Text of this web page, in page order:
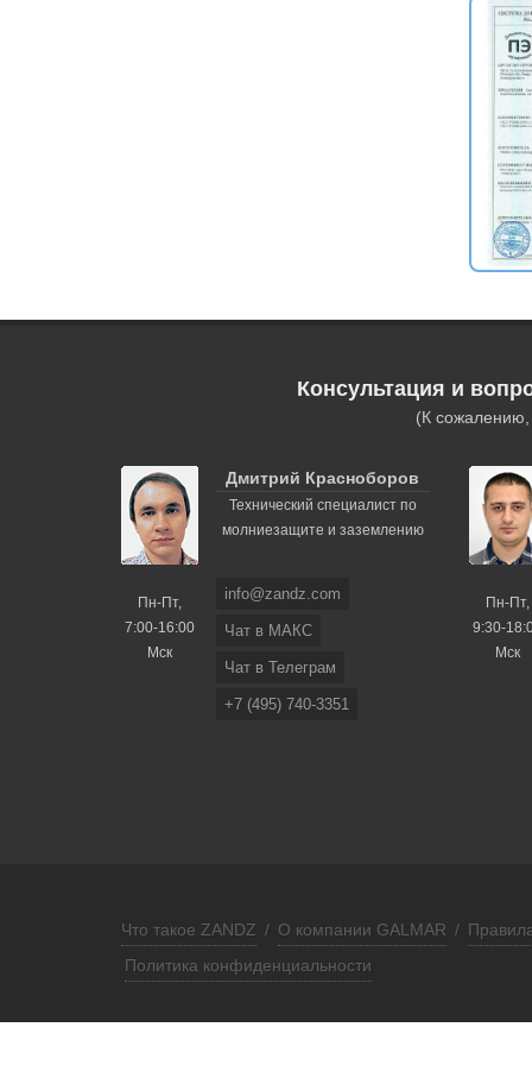
Консультация и
(К
Пн-Пт,
7:00-16:00
Мск
Дмитрий Красноборов
Технический специалист по
молниезащите и заземлению
info@zandz.com
Чат в МАКС
Чат в Телеграм
+7 (495) 740-3351
Пн-Пт,
9:30-
Мск
Что такое ZANDZ / О компании GALMAR /
Политика конфиденциальности